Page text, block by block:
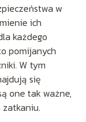
w
ich
każdego
pomijanych
W tym
się
one tak ważne,